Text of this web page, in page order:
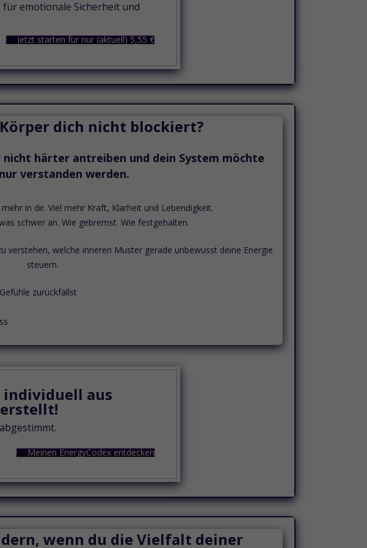
emotionale Sicherheit und
Jetzt starten für nur (aktuell) 5,55 €
dich nicht blockiert?
härter antreiben und dein System möchte
verstanden werden.
in dir. Viel mehr Kraft, Klarheit und Lebendigkeit.
schwer an.Wie gebremst.Wie festgehalten.
verstehen, welche inneren Muster gerade unbewusst deine Energie
steuern.
zurückfällst
individuell aus
Meinen EnergyCodex entdecken
wenn du die Vielfalt deiner